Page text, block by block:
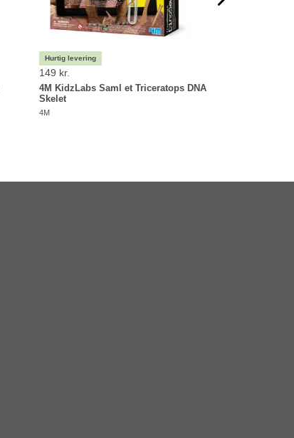
149 kr.
4M KidzLabs Saml et Triceratops DNA
Skelet
4M